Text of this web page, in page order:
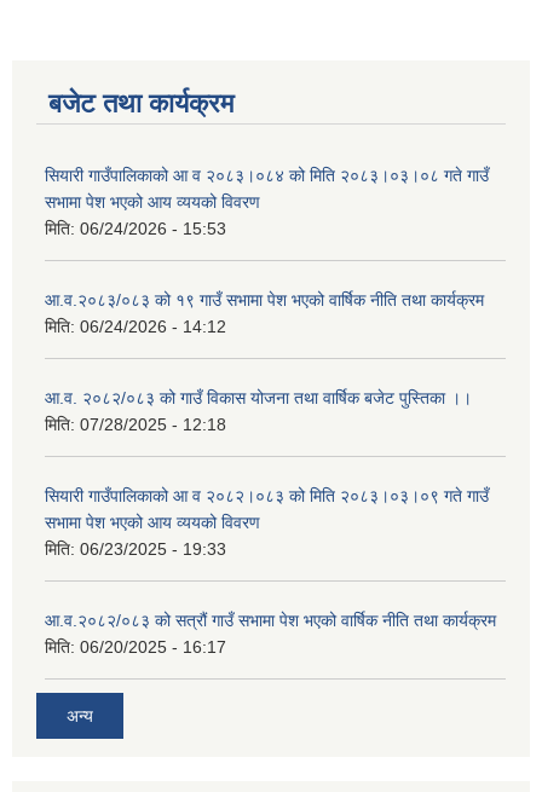
बजेट तथा कार्यक्रम
सियारी गाउँपालिकाको आ व २०८३।०८४ को मिति २०८३।०३।०८ गते गाउँ
सभामा पेश भएको आय व्ययको विवरण
मिति: 06/24/2026 - 15:53
आ.व.२०८३/०८३ को १९ गाउँ सभामा पेश भएको वार्षिक नीति तथा कार्यक्रम
मिति: 06/24/2026 - 14:12
आ.व. २०८२/०८३ को गाउँ विकास योजना तथा वार्षिक बजेट पुस्तिका ।।
मिति: 07/28/2025 - 12:18
सियारी गाउँपालिकाको आ व २०८२।०८३ को मिति २०८३।०३।०९ गते गाउँ
सभामा पेश भएको आय व्ययको विवरण
मिति: 06/23/2025 - 19:33
आ.व.२०८२/०८३ को सत्रौं गाउँ सभामा पेश भएको वार्षिक नीति तथा कार्यक्रम
मिति: 06/20/2025 - 16:17
अन्य